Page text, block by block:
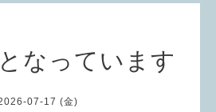
なっています
07-17 (金)